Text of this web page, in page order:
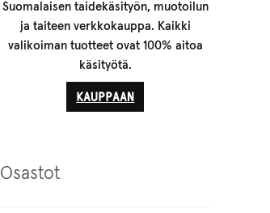
Suomalaisen taidekäsityön, muotoilun
ja taiteen verkkokauppa. Kaikki
valikoiman tuotteet ovat 100% aitoa
käsityötä.
KAUPPAAN
Osastot